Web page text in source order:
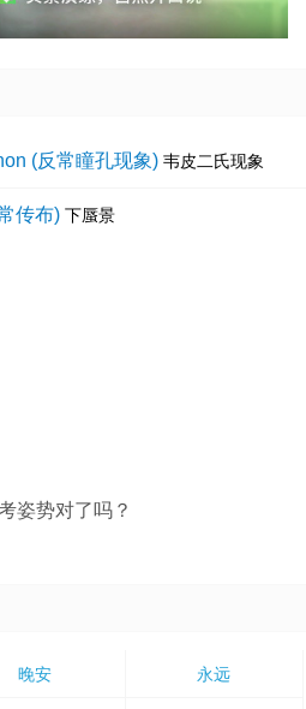
(反常瞳孔现象) 韦皮二氏现象
传布) 下蜃景
姿势对了吗？
晚安 永远